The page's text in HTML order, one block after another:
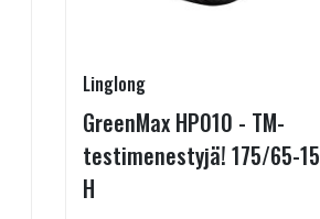
Linglong
GreenMax HP010 - TM-
testimenestyjä! 175/65-15
H